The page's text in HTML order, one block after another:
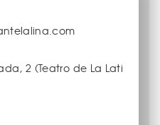
2 (Teatro de La Lati